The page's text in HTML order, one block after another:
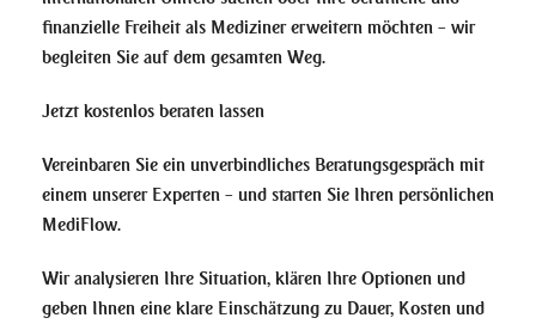
finanzielle Freiheit als Mediziner erweitern möchten – wir
begleiten Sie auf dem gesamten Weg.
Jetzt kostenlos beraten lassen
Vereinbaren Sie ein unverbindliches Beratungsgespräch mit
einem unserer Experten – und starten Sie Ihren persönlichen
MediFlow.
Wir analysieren Ihre Situation, klären Ihre Optionen und
geben Ihnen eine klare Einschätzung zu Dauer, Kosten und